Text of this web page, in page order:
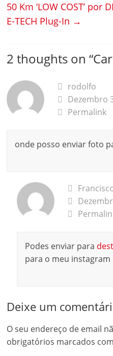
50 Km ‘LOW COST’ por
E-TECH Plug-In →
2 thoughts on “
rodolfo
Dezembro
Permalink
onde posso enviar foto
Podes enviar para
para o meu
Deixe um
O seu endereço de email
obrigatórios marcados